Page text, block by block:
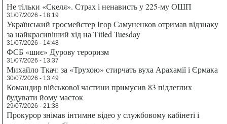
Не тільки «Скеля». Страх і ненависть у 225-му ОШП
31/07/2026 - 18:19
Український гросмейстер Ігор Самуненков отримав відзнаку
за найкрасивіший хід на Titled Tuesday
31/07/2026 - 14:48
ФСБ «шиє» Дурову тероризм
31/07/2026 - 13:37
Михайло Ткач: за «Трухою» стирчать вуха Арахамії і Єрмака
30/07/2026 - 13:49
Командир військової частини примусив 83 підлеглих
будувати йому маєток
29/07/2026 - 21:38
Прокурор знімав інтимне відео у службовому кабінеті і